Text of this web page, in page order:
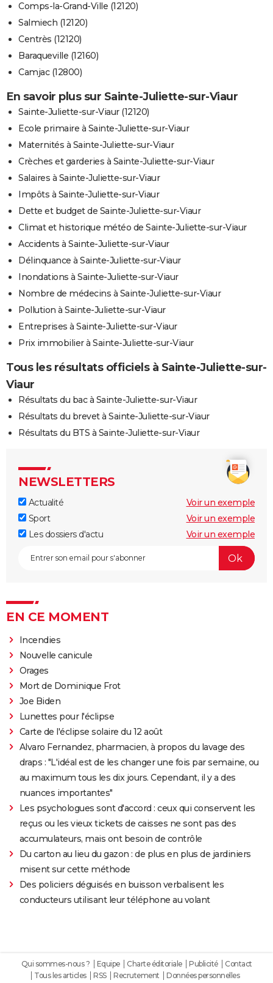
Comps-la-Grand-Ville (12120)
Salmiech (12120)
Centrès (12120)
Baraqueville (12160)
Camjac (12800)
En savoir plus sur Sainte-Juliette-sur-Viaur
Sainte-Juliette-sur-Viaur (12120)
Ecole primaire à Sainte-Juliette-sur-Viaur
Maternités à Sainte-Juliette-sur-Viaur
Crèches et garderies à Sainte-Juliette-sur-Viaur
Salaires à Sainte-Juliette-sur-Viaur
Impôts à Sainte-Juliette-sur-Viaur
Dette et budget de Sainte-Juliette-sur-Viaur
Climat et historique météo de Sainte-Juliette-sur-Viaur
Accidents à Sainte-Juliette-sur-Viaur
Délinquance à Sainte-Juliette-sur-Viaur
Inondations à Sainte-Juliette-sur-Viaur
Nombre de médecins à Sainte-Juliette-sur-Viaur
Pollution à Sainte-Juliette-sur-Viaur
Entreprises à Sainte-Juliette-sur-Viaur
Prix immobilier à Sainte-Juliette-sur-Viaur
Tous les résultats officiels à Sainte-Juliette-sur-
Viaur
Résultats du bac à Sainte-Juliette-sur-Viaur
Résultats du brevet à Sainte-Juliette-sur-Viaur
Résultats du BTS à Sainte-Juliette-sur-Viaur
NEWSLETTERS
Actualité
Voir un exemple
Sport
Voir un exemple
Les dossiers d'actu
Voir un exemple
EN CE MOMENT
Incendies
Nouvelle canicule
Orages
Mort de Dominique Frot
Joe Biden
Lunettes pour l'éclipse
Carte de l'éclipse solaire du 12 août
Alvaro Fernandez, pharmacien, à propos du lavage des
draps : "L'idéal est de les changer une fois par semaine, ou
au maximum tous les dix jours. Cependant, il y a des
nuances importantes"
Les psychologues sont d'accord : ceux qui conservent les
reçus ou les vieux tickets de caisses ne sont pas des
accumulateurs, mais ont besoin de contrôle
Du carton au lieu du gazon : de plus en plus de jardiniers
misent sur cette méthode
Des policiers déguisés en buisson verbalisent les
conducteurs utilisant leur téléphone au volant
Qui sommes-nous ? Equipe Charte éditoriale Publicité
Contact
Tous les articles
RSS Recrutement
Données personnelles